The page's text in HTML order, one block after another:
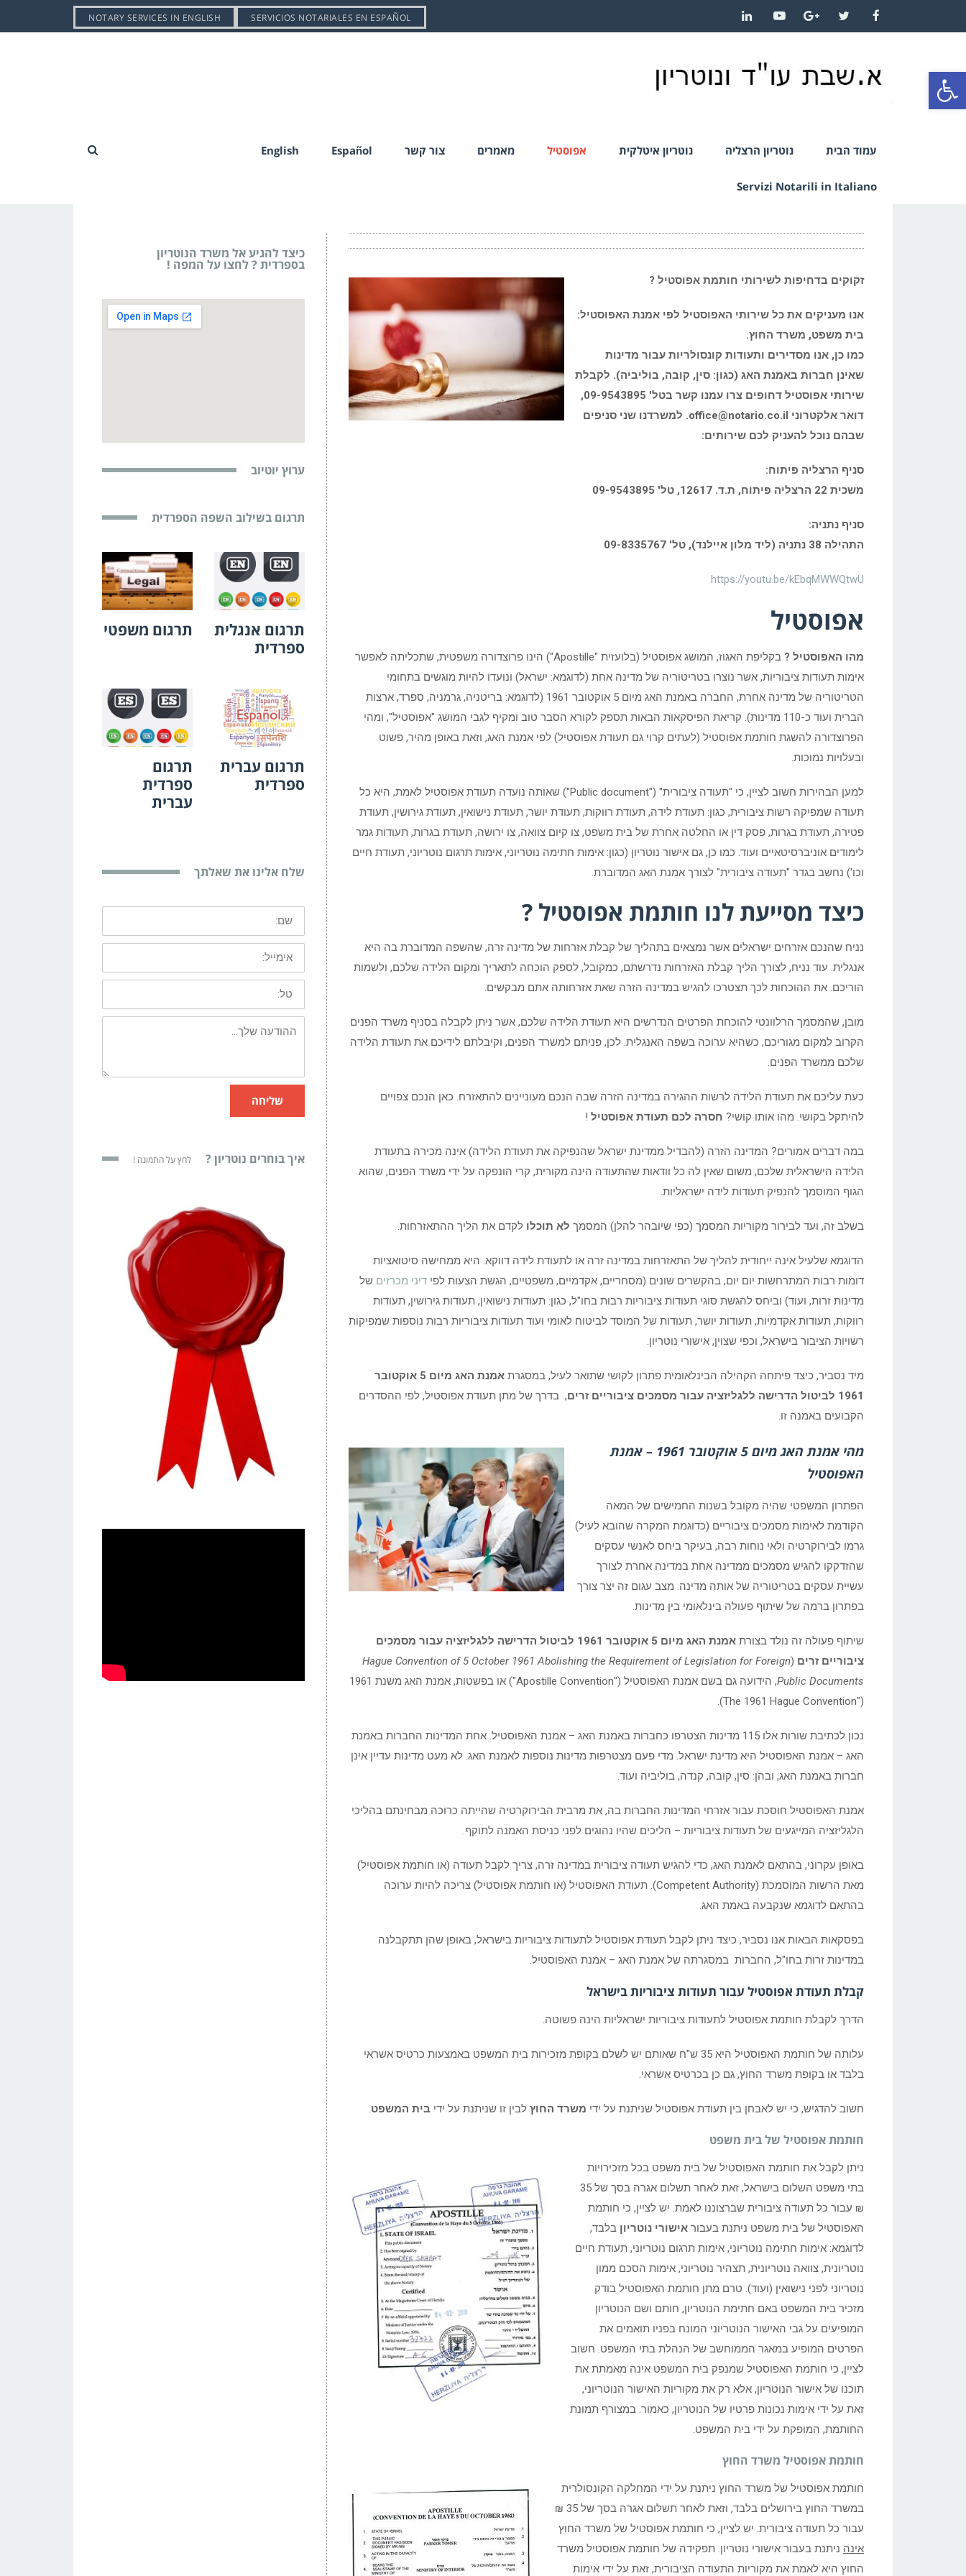
פתח סרגל נגישות
Facebook
Twitter
Google+
YouTube
LinkedIn
SERVICIOS NOTARIALES EN ESPAÑOL
NOTARY SERVICES IN ENGLISH
עמוד הבית נוטריון הרצליה נוטריון איטלקית אפוסטיל מאמרים צור קשר Español
English
Servizi Notarili in Italiano
זקוקים בדחיפות לשירותי חותמת אפוסטיל ?
אנו מעניקים את כל שירותי האפוסטיל לפי אמנת האפוסטיל:
בית משפט, משרד החוץ.
כמו כן, אנו מסדירים ותעודות קונסולריות עבור מדינות
שאינן חברות באמנת האג (כגון: סין, קובה, בוליביה). לקבלת
שירותי
אפוסטיל דחופים צרו עמנו קשר בטל' 09-9543895,
דואר אלקטרוני office@notario.co.il. למשרדנו שני סניפים
שבהם נוכל להעניק לכם שירותים:
סניף הרצליה פיתוח:
משכית 22 הרצליה פיתוח, ת.ד. 12617, טל' 09-9543895
סניף נתניה:
התהילה 38 נתניה (ליד מלון איילנד), טל' 09-8335767
https://youtu.be/kEbqMWWQtwU
אפוסטיל
מהו האפוסטיל ?
בקליפת האגוז, המושג אפוסטיל (בלועזית "Apostille") הינו פרוצדורה משפטית, שתכליתה לאפשר
אימות תעודות ציבוריות, אשר נוצרו בטריטוריה של מדינה אחת (לדוגמא: ישראל) ונועדו להיות מוגשים בתחומי
הטריטוריה של מדינה אחרת, החברה באמנת האג מיום 5 אוקטובר 1961 (לדוגמא: בריטניה, גרמניה, ספרד, ארצות
הברית ועוד כ-110 מדינות). קריאת הפיסקאות הבאות תספק לקורא הסבר טוב ומקיף לגבי המושג "אפוסטיל", ומהי
הפרוצדורה להשגת חותמת אפוסטיל (לעתים קרוי גם תעודת אפוסטיל) לפי אמנת האג, וזאת באופן מהיר, פשוט
ובעלויות נמוכות.
למען הבהירות חשוב לציין, כי "תעודה ציבורית" ("Public document") שאותה נועדה תעודת אפוסטיל לאמת, היא כל
תעודה שמפיקה רשות ציבורית, כגון: תעודת לידה, תעודת רווקות, תעודת יושר, תעודת נישואין, תעודת גירושין, תעודת
פטירה, תעודת בגרות, פסק דין או החלטה אחרת של בית משפט, צו קיום צוואה, צו ירושה, תעודת בגרות, תעודות גמר
לימודים אוניברסיטאיים ועוד. כמו כן, גם אישור נוטריון (כגון: אימות חתימה נוטריוני, אימות תרגום נוטריוני, תעודת חיים
וכו') נחשב בגדר "תעודה ציבורית" לצורך אמנת האג המדוברת.
כיצד מסייעת לנו חותמת אפוסטיל ?
נניח שהנכם אזרחים ישראלים אשר נמצאים בתהליך של קבלת אזרחות של מדינה זרה, שהשפה המדוברת בה היא
אנגלית. עוד נניח, לצורך הליך קבלת האזרחות נדרשתם, כמקובל, לספק הוכחה לתאריך ומקום הלידה שלכם, ולשמות
הוריכם. את ההוכחות לכך תצטרכו להגיש במדינה הזרה שאת אזרחותה אתם מבקשים.
מובן, שהמסמך הרלוונטי להוכחת הפרטים הנדרשים היא תעודת הלידה שלכם, אשר ניתן לקבלה בסניף משרד הפנים
הקרוב למקום מגוריכם, כשהיא ערוכה בשפה האנגלית. לכן, פניתם למשרד הפנים, וקיבלתם לידיכם את תעודת הלידה
שלכם ממשרד הפנים.
כעת עליכם את תעודת הלידה לרשות ההגירה במדינה הזרה שבה הנכם מעוניינים להתאזרח. כאן הנכם צפויים
להיתקל בקושי. מהו אותו קושי? חסרה לכם תעודת אפוסטיל !
במה דברים אמורים? המדינה הזרה (להבדיל ממדינת ישראל שהנפיקה את תעודת הלידה) אינה מכירה בתעודת
הלידה הישראלית שלכם, משום שאין לה כל וודאות שהתעודה הינה מקורית, קרי הונפקה על ידי משרד הפנים, שהוא
הגוף המוסמך להנפיק תעודות לידה ישראליות.
בשלב זה, ועד לבירור מקוריות המסמך (כפי שיובהר להלן) המסמך לא תוכלו לקדם את הליך ההתאזרחות.
הדוגמא שלעיל אינה ייחודית להליך של התאזרחות במדינה זרה או לתעודת לידה דווקא. היא ממחישה סיטואציות
דומות רבות המתרחשות יום יום, בהקשרים שונים (מסחריים, אקדמיים, משפטיים, הגשת הצעות לפי דיני מכרזים של
מדינות זרות, ועוד) וביחס להגשת סוגי תעודות ציבוריות רבות בחו"ל, כגון: תעודות נישואין, תעודות גירושין, תעודות
רווקות, תעודות אקדמיות, תעודות יושר, תעודות של המוסד לביטוח לאומי ועוד תעודות ציבוריות רבות נוספות שמפיקות
רשויות הציבור בישראל, וכפי שצוין, אישורי נוטריון.
מיד נסביר, כיצד פיתחה הקהילה הבינלאומית פתרון לקושי שתואר לעיל, במסגרת
אמנת האג מיום 5 אוקטובר
1961 לביטול הדרישה ללגליזציה עבור מסמכים ציבוריים זרים
, בדרך של מתן תעודת אפוסטיל, לפי ההסדרים
הקבועים באמנה זו.
מהי אמנת האג מיום 5 אוקטובר 1961 – אמנת
האפוסטיל
הפתרון המשפטי שהיה מקובל בשנות החמישים של המאה
הקודמת לאימות מסמכים ציבוריים (כדוגמת המקרה שהובא לעיל)
גרמו לבירוקרטיה ולאי נוחות רבה, בעיקר ביחס לאנשי עסקים
שהזדקקו להגיש מסמכים ממדינה אחת במדינה אחרת לצורך
עשיית עסקים בטריטוריה של אותה מדינה. מצב עגום זה יצר צורך
בפתרון ברמה של שיתוף פעולה בינלאומי בין מדינות.
שיתוף פעולה זה נולד בצורת
אמנת האג מיום 5 אוקטובר 1961 לביטול הדרישה ללגליזציה עבור מסמכים
ציבוריים זרים (
Hague Convention of 5 October 1961 Abolishing the Requirement of Legislation for Foreign
Public Documents
, הידועה גם בשם אמנת האפוסטיל ("Apostille Convention") או בפשטות, אמנת האג משנת 1961
("The 1961 Hague Convention).
נכון לכתיבת שורות אלו 115 מדינות הצטרפו כחברות באמנת האג – אמנת האפוסטיל. אחת המדינות החברות באמנת
האג – אמנת האפוסטיל היא מדינת ישראל. מדי פעם מצטרפות מדינות נוספות לאמנת האג. לא מעט מדינות עדיין אינן
חברות באמנת האג, ובהן: סין, קובה, קנדה, בוליביה ועוד.
אמנת האפוסטיל חוסכת עבור אזרחי המדינות החברות בה, את מרבית הבירוקרטיה שהייתה כרוכה מבחינתם בהליכי
הלגליזציה המייגעים של תעודות ציבוריות – הליכים שהיו נהוגים לפני כניסת האמנה לתוקף.
באופן עקרוני, בהתאם לאמנת האג, כדי להגיש תעודה ציבורית במדינה זרה, צריך לקבל תעודה (או חותמת אפוסטיל)
מאת הרשות המוסמכת (Competent Authority). תעודת האפוסטיל (או חותמת אפוסטיל) צריכה להיות ערוכה
בהתאם לדוגמא שנקבעה באמת האג.
בפסקאות הבאות אנו נסביר, כיצד ניתן לקבל תעודת אפוסטיל לתעודות ציבוריות בישראל, באופן שהן תתקבלנה
במדינות זרות בחו"ל, החברות במסגרתה של אמנת האג – אמנת האפוסטיל.
קבלת תעודת אפוסטיל עבור תעודות ציבוריות בישראל
הדרך לקבלת חותמת אפוסטיל לתעודות ציבוריות ישראליות הינה פשוטה.
עלותה של חותמת האפוסטיל היא 35 ש"ח שאותם יש לשלם בקופת מזכירות בית המשפט באמצעות כרטיס אשראי
בלבד או בקופת משרד החוץ, גם כן בכרטיס אשראי.
חשוב להדגיש, כי יש לאבחן בין תעודת אפוסטיל שניתנת על ידי משרד החוץ לבין זו שניתנת על ידי בית המשפט.
חותמת אפוסטיל של בית משפט
ניתן לקבל את חותמת האפוסטיל של בית משפט בכל מזכירויות
בתי משפט השלום בישראל, זאת לאחר תשלום אגרה בסך של 35
₪ עבור כל תעודה ציבורית שברצוננו לאמת. יש לציין, כי חותמת
האפוסטיל של בית משפט ניתנת בעבור אישורי נוטריון בלבד,
לדוגמא: אימות חתימה נוטריוני, אימות תרגום נוטריוני, תעודת חיים
נוטריונית, צוואה נוטריונית, תצהיר נוטריוני, אימות הסכם ממון
נוטריוני לפני נישואין (ועוד). טרם מתן חותמת האפוסטיל בודק
מזכיר בית המשפט באם חתימת הנוטריון, חותם ושם הנוטריון
המופיעים על גבי האישור הנוטריוני המונח בפניו תואמים את
הפרטים המופיע במאגר הממוחשב של הנהלת בתי המשפט. חשוב
לציין, כי חותמת האפוסטיל שמנפק בית המשפט אינה מאמתת את
תוכנו של אישור הנוטריון, אלא רק את מקוריות האישור הנוטריוני,
זאת על ידי אימות נכונות פרטיו של הנוטריון, כאמור. במצורף תמונת
החותמת, המופקת על ידי בית המשפט.
חותמת אפוסטיל משרד החוץ
חותמת אפוסטיל של משרד החוץ ניתנת על ידי המחלקה הקונסולרית
במשרד החוץ בירושלים בלבד, וזאת לאחר תשלום אגרה בסך של 35 ₪
עבור כל תעודה ציבורית. יש לציין, כי חותמת אפוסטיל של משרד החוץ
אינה ניתנת בעבור אישורי נוטריון. תפקידה של חותמת אפוסטיל משרד
החוץ היא לאמת את מקוריות התעודה הציבורית, זאת על ידי אימות
כיצד להגיע אל משרד הנוטריון
בספרדית ? לחצו על המפה !
ערוץ יוטיוב
תרגום בשילוב השפה הספרדית
תרגום אנגלית
ספרדית
תרגום משפטי
תרגום עברית
ספרדית
תרגום
ספרדית
עברית
שלח אלינו את שאלתך
שליחה
איך בוחרים נוטריון ? לחץ על התמונה !